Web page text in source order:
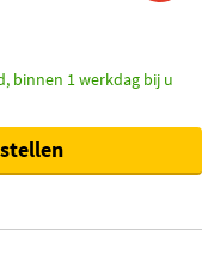
binnen 1 werkdag bij u